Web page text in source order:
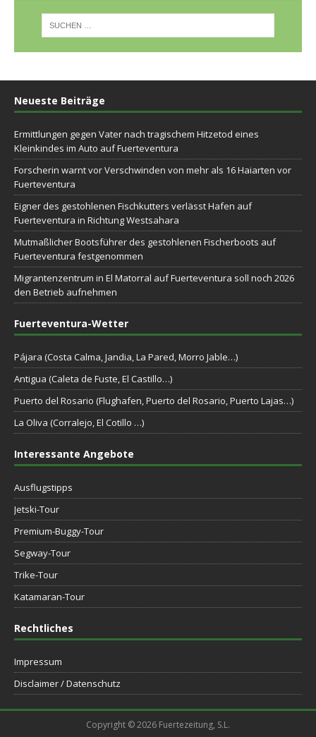
Neueste Beiträge
Ermittlungen gegen Vater nach tragischem Hitzetod eines
Kleinkindes im Auto auf Fuerteventura
Forscherin warnt vor Verschwinden von mehr als 16 Haiarten vor
Fuerteventura
Eigner des gestohlenen Fischkutters verlässt Hafen auf
Fuerteventura in Richtung Westsahara
Mutmaßlicher Bootsführer des gestohlenen Fischerboots auf
Fuerteventura festgenommen
Migrantenzentrum in El Matorral auf Fuerteventura soll noch 2026
den Betrieb aufnehmen
Fuerteventura-Wetter
Pájara (Costa Calma, Jandia, La Pared, Morro Jable…)
Antigua (Caleta de Fuste, El Castillo…)
Puerto del Rosario (Flughafen, Puerto del Rosario, Puerto Lajas…)
La Oliva (Corralejo, El Cotillo …)
Interessante Angebote
Ausflugstipps
Jetski-Tour
Premium-Buggy-Tour
Segway-Tour
Trike-Tour
Katamaran-Tour
Rechtliches
Impressum
Disclaimer / Datenschutz
Copyright © 2026 Fuertezeitung, S.L.